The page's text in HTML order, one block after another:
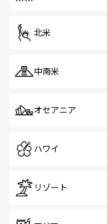
北米
中南米
オセアニア
ハワイ
リゾート